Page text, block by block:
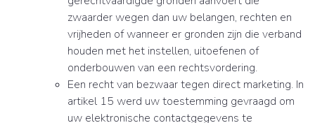
zwaarder wegen dan uw belangen, rechten en
vrijheden of wanneer er gronden zijn die verband
houden met het instellen, uitoefenen of
onderbouwen van een rechtsvordering.
Een recht van bezwaar tegen direct marketing. In
artikel 15 werd uw toestemming gevraagd om
uw elektronische contactgegevens te